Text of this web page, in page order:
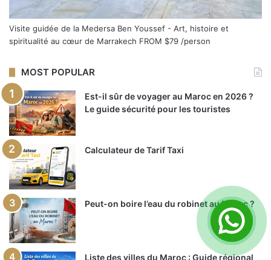
Visite guidée de la Medersa Ben Youssef - Art, histoire et
spiritualité au cœur de Marrakech FROM $79 /person
MOST POPULAR
Est-il sûr de voyager au Maroc en 2026 ?
Le guide sécurité pour les touristes
Calculateur de Tarif Taxi
Peut-on boire l’eau du robinet au Maroc ?
Liste des villes du Maroc : Guide régional